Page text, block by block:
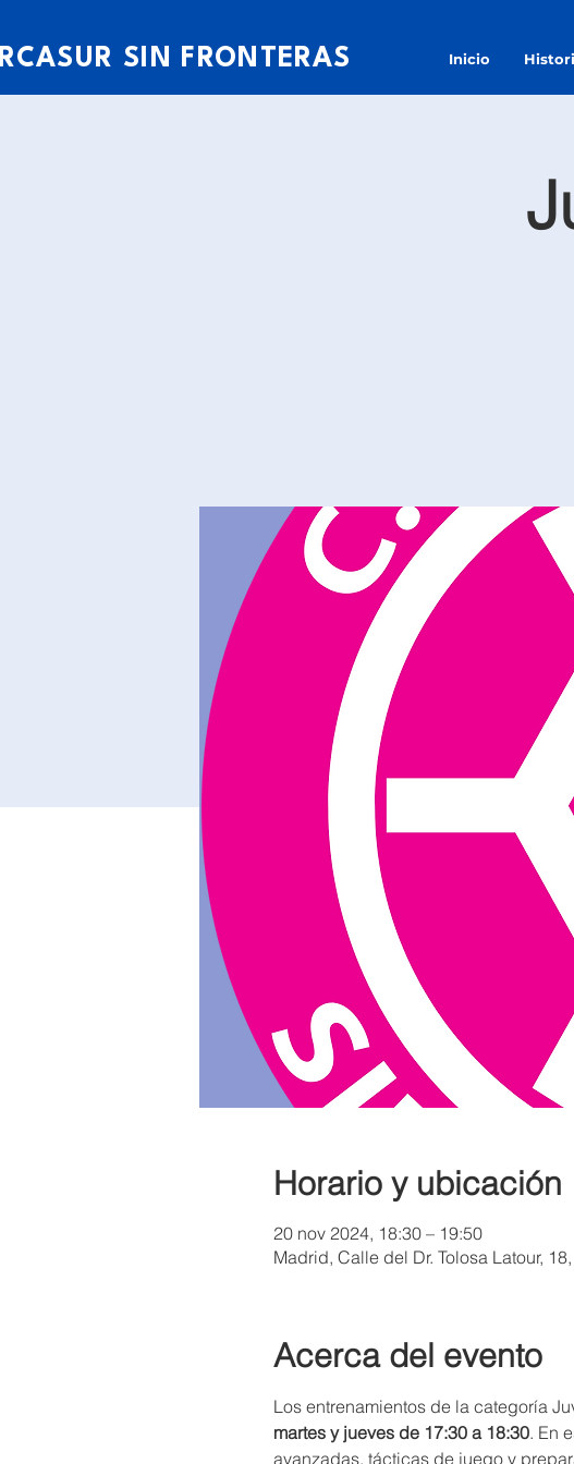
SIN FRONTERAS Inicio
Horario y ubicación
20 nov 2024, 18:30 – 19:50
Madrid, Calle del Dr. Tolosa Latour,
Acerca del evento
Los entrenamientos de la categoría
martes y jueves de 17:30 a 18:30. En
avanzadas, tácticas de juego y